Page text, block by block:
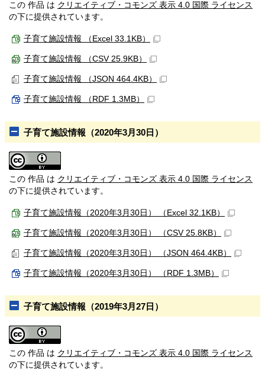
この 作品 は クリエイティブ・コモンズ 表示 4.0 国際 ライセンス
の下に提供されています。
子育て施設情報 （Excel 33.1KB）
子育て施設情報 （CSV 25.9KB）
子育て施設情報 （JSON 464.4KB）
子育て施設情報 （RDF 1.3MB）
子育て施設情報（2020年3月30日）
この 作品 は クリエイティブ・コモンズ 表示 4.0 国際 ライセンス
の下に提供されています。
子育て施設情報（2020年3月30日） （Excel 32.1KB）
子育て施設情報（2020年3月30日） （CSV 25.8KB）
子育て施設情報（2020年3月30日） （JSON 464.4KB）
子育て施設情報（2020年3月30日） （RDF 1.3MB）
子育て施設情報（2019年3月27日）
この 作品 は クリエイティブ・コモンズ 表示 4.0 国際 ライセンス
の下に提供されています。